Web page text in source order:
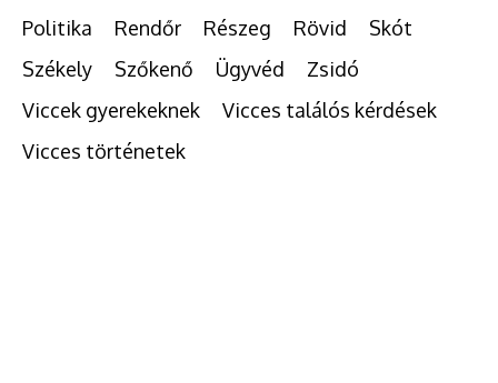
Politika
Rendőr Részeg Rövid
Skót
Székely
Szőkenő Ügyvéd
Zsidó
Viccek gyerekeknek
Vicces találós kérdések
Vicces történetek